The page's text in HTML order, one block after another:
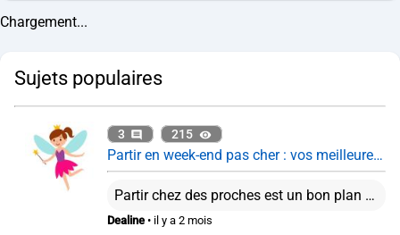
Chargement...
Sujets populaires
3 215
Partir en week-end pas cher : vos meilleures astuces ?
Partir chez des proches est un bon plan en effet. Je trouve que les box reviennent cher plutôt que d'organiser son voyage soi-même. Cela dit, ça reste pratique pour offrir par exemple.
Dealine • il y a 2 mois